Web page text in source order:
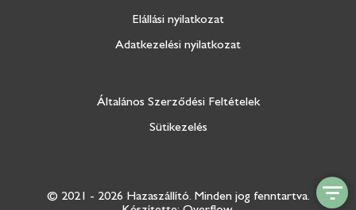
Elállási nyilatkozat
Adatkezelési nyilatkozat
Általános Szerződési Feltételek
Sütikezelés
© 2021 - 2026 Hazaszállító. Minden jog fenntartva.